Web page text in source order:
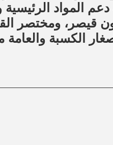
دعم المواد
قيصر، ومختصر
الكسبة